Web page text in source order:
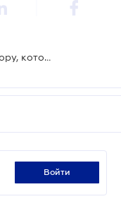
Возвращаются ли средства по договору, который впоследствии признан незаключенным?
войти